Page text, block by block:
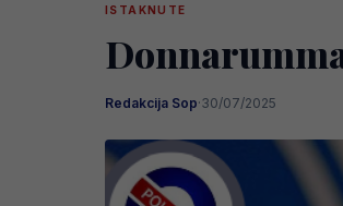
ISTAKNUTE
Redakcija Sop·30/07/2025